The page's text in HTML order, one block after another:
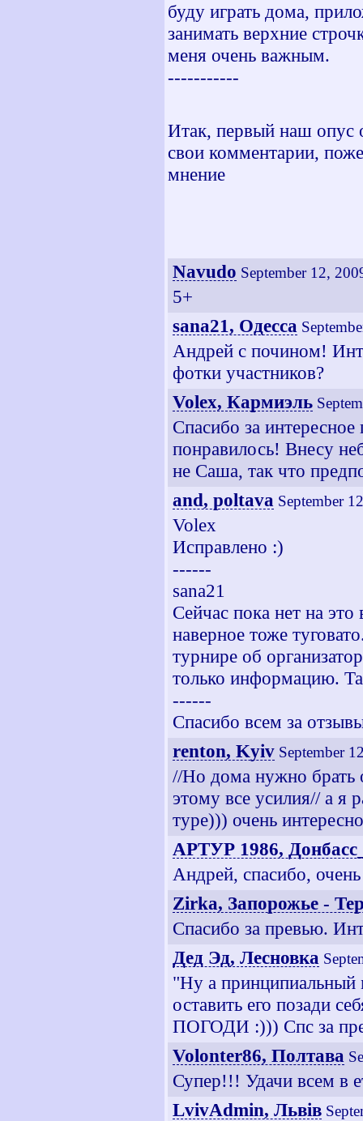
буду играть дома,
занимать верхние
меня очень важным.
-----------
Итак, первый наш опус
свои комментарии,
мнение
Navudo September 12,
5+
sana21, Одесса
Андрей с почином!
фотки участников?
Volex, Кармиэль
Спасибо за
понравилось! Внесу
не Саша, так что
and, poltava September
Volex
Исправлено :)
------
sana21
Сейчас пока нет на
наверное тоже
турнире об
только информацию.
------
Спасибо всем за
renton, Kyiv September
//Но дома нужно брать
этому все усилия// а я
туре))) очень
АРТУР 1986,
Андрей, спасибо,
Zirka, Запорожье -
Спасибо за превью.
Дед Эд, Лесновка
"Ну а принципиальный
оставить его позади
ПОГОДИ :))) Спс за
Volonter86, Полтава
Супер!!! Удачи всем в
LvivAdmin, Львiв